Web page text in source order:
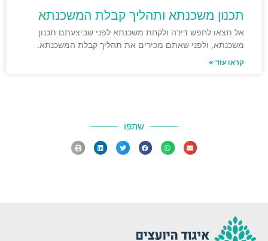
תכנון משכנתא ותהליך קבלת המשכנתא
אל תצאו לחפש דירה ולקחת משכנתא לפני שביצעתם תכנון
משכנתא, ולפני שאתם מכירים את תהליך קבלת המשכנתא.
קראו עוד »
שתפו